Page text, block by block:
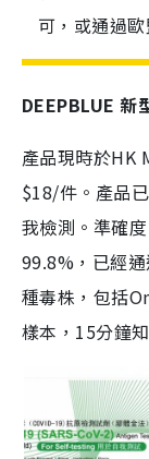
可，或通過
DEEPBLUE 新
產品現時於HK
$18/件。產品
我檢測。準確
99.8%，已經
種毒株，包括
樣本，15分鐘